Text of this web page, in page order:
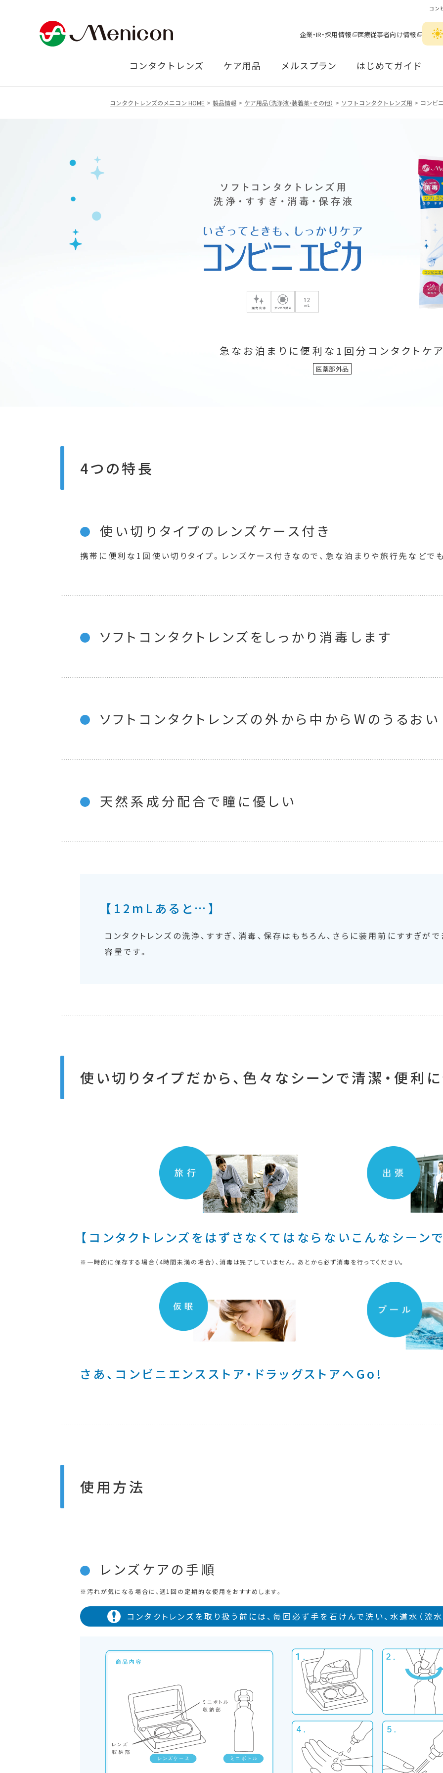
コン
企業・IR・採用情報 医療従事者向け情報
コンタクトレンズ ケア用品 メルスプラン はじめてガイド
コンタクトレンズのメニコン HOME 製品情報 ケア用品（洗浄液・装着薬・その他） ソフトコンタクトレンズ用 コンビ
急なお泊まりに便利な1回分コンタクトケ
医薬部外品
4つの特長
使い切りタイプのレンズケース付き
携帯に便利な1回使い切りタイプ。レンズケース付きなので、急な泊まりや旅行先などで
ソフトコンタクトレンズをしっかり消毒します
ソフトコンタクトレンズの外から中からWのうるおい
天然系成分配合で瞳に優しい
【12mLあると…】
コンタクトレンズの洗浄、すすぎ、消毒、保存はもちろん、さらに装用前にすすぎが
容量です。
使い切りタイプだから、色々なシーンで清潔・便利
【コンタクトレンズをはずさなくてはならないこんなシーンで
一時的に保存する場合（4時間未満の場合）、消毒は完了していません。あとから必ず消毒を行ってください。
さあ、コンビニエンスストア・ドラッグストアへGo!
使用方法
レンズケアの手順
汚れが気になる場合に、週1回の定期的な使用をおすすめします。
コンタクトレンズを取り扱う前には、毎回必ず手を石けんで洗い、水道水（流水